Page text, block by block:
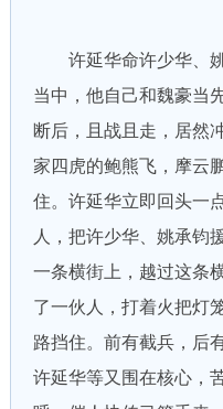
许延华命许少华、姚
当中，他自己和魏豪当
断后，且战且走，居然
家四虎的鲍熊飞，摩云
住。许延华立即回头一
人，把许少华、姚承钧
一条横街上，越过这条
了一伙人，打着火把灯
路挡住。前有截兵，后
许延华等又围在核心，